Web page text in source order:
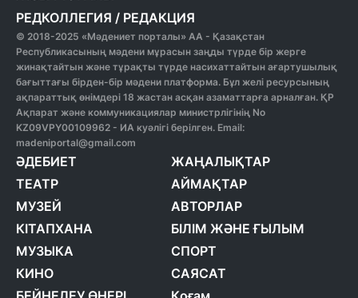
РЕДКОЛЛЕГИЯ / РЕДАКЦИЯ
© 2018-2025 «Мәдениет порталы» АА - Қазақстан
Республикасының мәдени мұрасын заңды түрде бір жерге
жинақтайтын және тұрақты түрде насихаттайтын ағартушылық
бағыттағы бірден-бір мәдени платформа. Бұл желі ресурсының
ақпараттық өнімдері 18 жастан асқан азаматтарға арналған. ҚР
Ақпарат және коммуникациялар министрлігінің No
KZ09VPY00109962 - ИА куәлігі берілген. Email:
madeniportal@gmail.com
ӘДЕБИЕТ
ТЕАТР
МУЗЕЙ
КІТАПХАНА
МУЗЫКА
КИНО
ЖАҢАЛЫҚТАР
АЙМАҚТАР
АВТОРЛАР
БІЛІМ ЖӘНЕ ҒЫЛЫМ
СПОРТ
САЯСАТ